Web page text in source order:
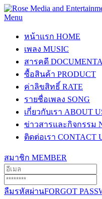
Menu
หน้าแรก HOME
เพลง MUSIC
สารคดี
ซื้อสินค้า PRODUCT
ค่าลิขสิทธิ์ RATE
รายชื่อเพลง SONG
เกี่ยวกับเรา ABOUT
ข่าวสารและกิจกรรม
ติดต่อเรา CONTACT
สมาชิก MEMBER
ลืมรหัสผ่านFORGOT